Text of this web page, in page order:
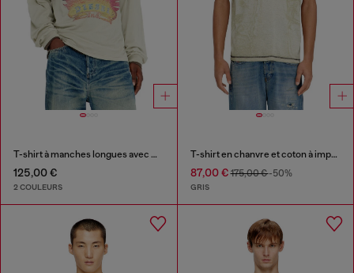
T-shirt à manches longues avec motif Phoenix
125,00 €
2 COULEURS
T-shirt en chanvre et coton à imprimé intégral
87,00 €175,00 €-50%
GRIS